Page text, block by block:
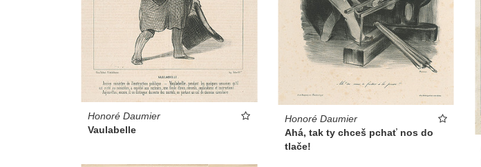
Honoré Daumier
Vaulabelle
Honoré Daumier
Ahá, tak ty chceš pchať nos do
tlače!